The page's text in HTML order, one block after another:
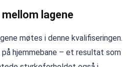
lagene
møtes i denne kvalifiseringen.
på hjemmebane – et resultat som